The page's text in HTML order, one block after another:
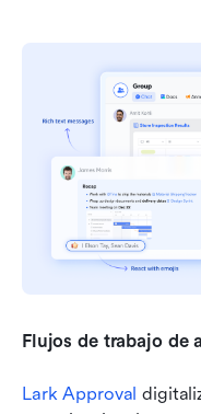
Flujos de trabajo de
Lark Approval